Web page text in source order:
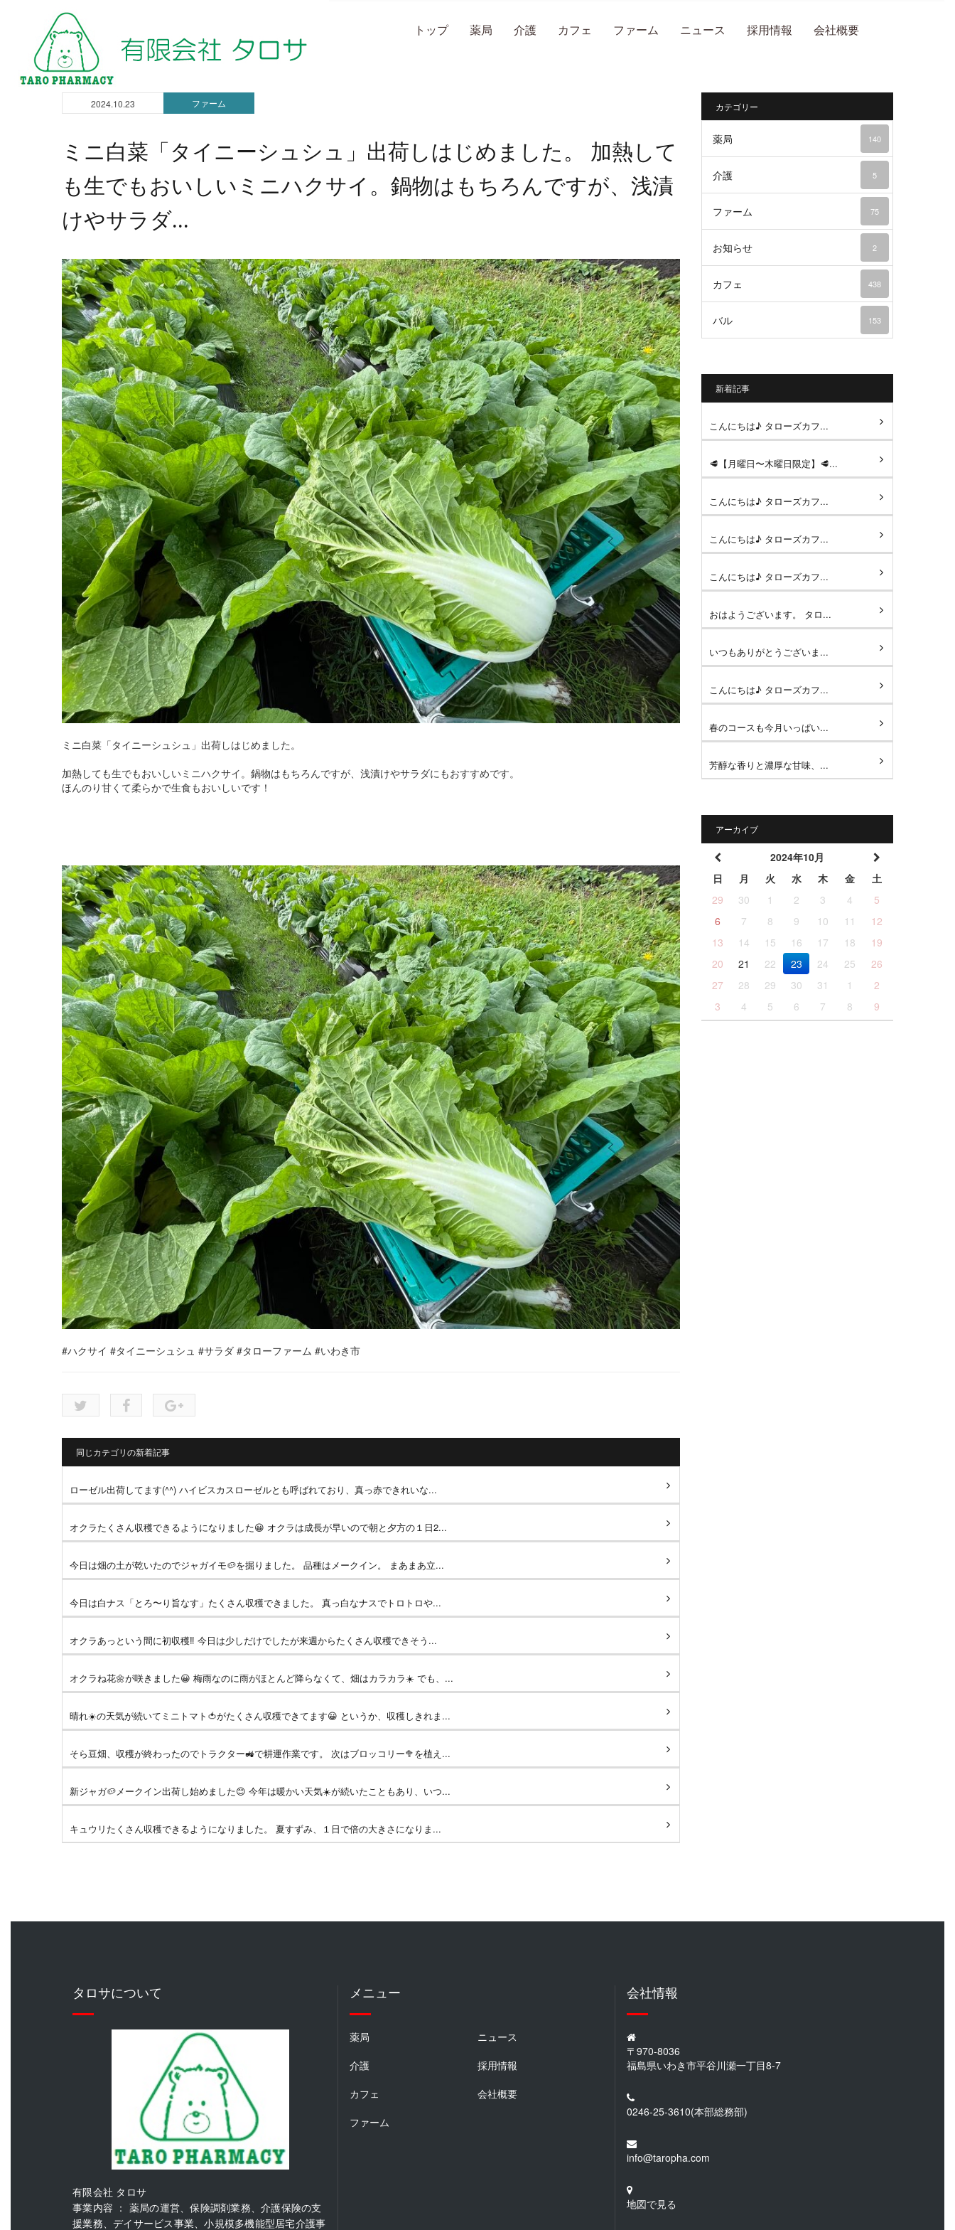
トップ 薬局 介護 カフェ ファーム ニュース 採用情報 会社概要
2024.10.23 ファーム
ミニ白菜「タイニーシュシュ」出荷しはじめました。 加熱して
も生でもおいしいミニハクサイ。鍋物はもちろんですが、浅漬
けやサラダ...
ミニ白菜「タイニーシュシュ」出荷しはじめました。
加熱しても生でもおいしいミニハクサイ。鍋物はもちろんですが、浅漬けやサラダにもおすすめです。
ほんのり甘くて柔らかで生食もおいしいです！
#ハクサイ #タイニーシュシュ #サラダ #タローファーム #いわき市
同じカテゴリの新着記事
ローゼル出荷してます(^^) ハイビスカスローゼルとも呼ばれており、真っ赤できれいな...
オクラたくさん収穫できるようになりました😀 オクラは成長が早いので朝と夕方の１日2...
今日は畑の土が乾いたのでジャガイモ🥔を掘りました。 品種はメークイン。 まあまあ立...
今日は白ナス「とろ〜り旨なす」たくさん収穫できました。 真っ白なナスでトロトロや...
オクラあっという間に初収穫‼️ 今日は少しだけでしたが来週からたくさん収穫できそう...
オクラね花🌼が咲きました😀 梅雨なのに雨がほとんど降らなくて、畑はカラカラ☀️ でも、...
晴れ☀️の天気が続いてミニトマト🍅がたくさん収穫できてます😀 というか、収穫しきれま...
そら豆畑、収穫が終わったのでトラクター🚜で耕運作業です。 次はブロッコリー🥦を植え...
新ジャガ🥔メークイン出荷し始めました😊 今年は暖かい天気☀️が続いたこともあり、いつ...
キュウリたくさん収穫できるようになりました。 夏すずみ、１日で倍の大きさになりま...
カテゴリー
薬局 140
介護 5
ファーム 75
お知らせ 2
カフェ 438
バル 153
新着記事
こんにちは♪ タローズカフ...
🥩【月曜日〜木曜日限定】🥩...
こんにちは♪ タローズカフ...
こんにちは♪ タローズカフ...
こんにちは♪ タローズカフ...
おはようございます。 タロ...
いつもありがとうございま...
こんにちは♪ タローズカフ...
春のコースも今月いっぱい...
芳醇な香りと濃厚な甘味、...
アーカイブ
2024年10月
日
月 火 水 木 金
土
29
30 1 2 3 4
5
6
7 8 9 10 11
12
13
14 15 16 17 18
19
20
21 22 23 24 25
26
27
28 29 30 31 1
2
3
4 5 6 7 8 9
タロサについて
有限会社 タロサ
事業内容 ： 薬局の運営、保険調剤業務、介護保険の支
援業務、デイサービス事業、小規模多機能型居宅介護事
メニュー
薬局
介護
カフェ
ファーム
ニュース
採用情報
会社概要
会社情報
〒970-8036
福島県いわき市平谷川瀬一丁目8-7
0246-25-3610(本部総務部)
info@taropha.com
地図で見る